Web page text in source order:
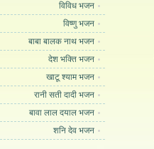
विविध भजन
विष्णु भजन
बाबा बालक नाथ भजन
देश भक्ति भजन
खाटू श्याम भजन
रानी सती दादी भजन
बावा लाल दयाल भजन
शनि देव भजन